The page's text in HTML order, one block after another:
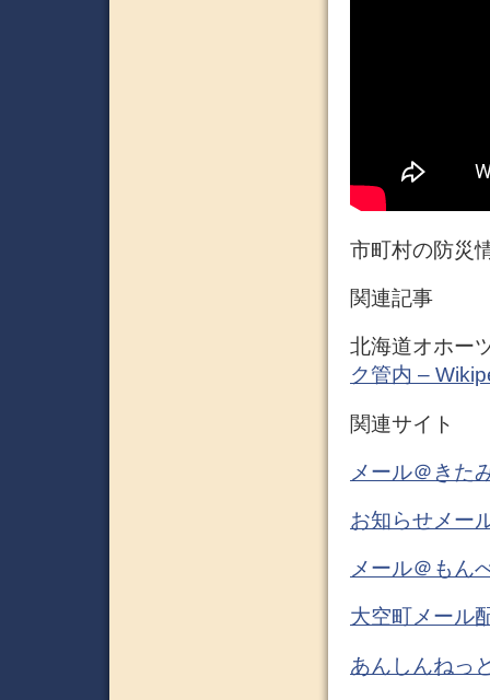
市町村の防災
関連記事
北海道オホー
ク管内 –
関連サイト
メール＠きた
お知らせメー
メール＠もん
大空町メール
あんしんねっ